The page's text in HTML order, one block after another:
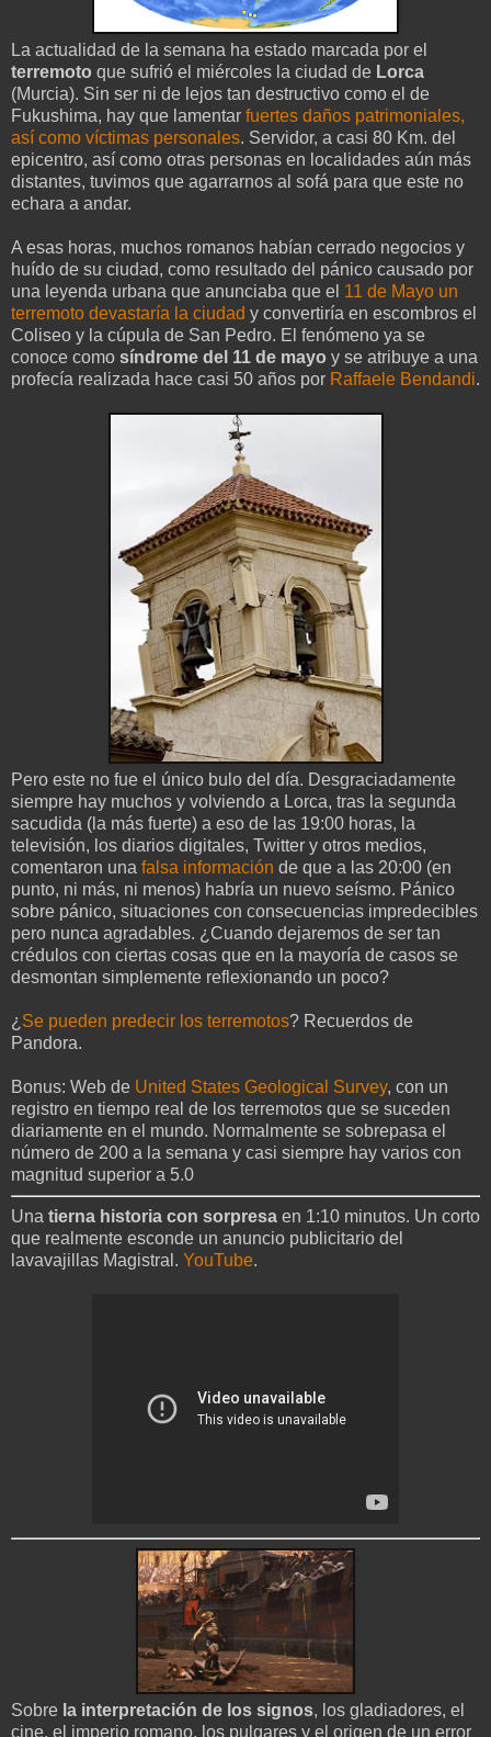
La actualidad de la semana ha estado marcada por el
terremoto que sufrió el miércoles la ciudad de Lorca
(Murcia). Sin ser ni de lejos tan destructivo como el de
Fukushima, hay que lamentar fuertes daños patrimoniales,
así como víctimas personales. Servidor, a casi 80 Km. del
epicentro, así como otras personas en localidades aún más
distantes, tuvimos que agarrarnos al sofá para que este no
echara a andar.
A esas horas, muchos romanos habían cerrado negocios y
huído de su ciudad, como resultado del pánico causado por
una leyenda urbana que anunciaba que el 11 de Mayo un
terremoto devastaría la ciudad y convertiría en escombros el
Coliseo y la cúpula de San Pedro. El fenómeno ya se
conoce como síndrome del 11 de mayo y se atribuye a una
profecía realizada hace casi 50 años por Raffaele Bendandi.
Pero este no fue el único bulo del día. Desgraciadamente
siempre hay muchos y volviendo a Lorca, tras la segunda
sacudida (la más fuerte) a eso de las 19:00 horas, la
televisión, los diarios digitales, Twitter y otros medios,
comentaron una falsa información de que a las 20:00 (en
punto, ni más, ni menos) habría un nuevo seísmo. Pánico
sobre pánico, situaciones con consecuencias impredecibles
pero nunca agradables. ¿Cuando dejaremos de ser tan
crédulos con ciertas cosas que en la mayoría de casos se
desmontan simplemente reflexionando un poco?
¿ Se pueden predecir los terremotos? Recuerdos de
Pandora.
Bonus: Web de United States Geological Survey, con un
registro en tiempo real de los terremotos que se suceden
diariamente en el mundo. Normalmente se sobrepasa el
número de 200 a la semana y casi siempre hay varios con
magnitud superior a 5.0
Una tierna historia con sorpresa en 1:10 minutos. Un corto
que realmente esconde un anuncio publicitario del
lavavajillas Magistral. YouTube.
Sobre la interpretación de los signos, los gladiadores, el
cine, el imperio romano, los pulgares y el origen de un error